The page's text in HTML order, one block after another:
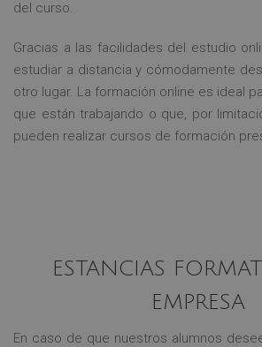
del curso.
Gracias a las facilidades del estudio
estudiar a distancia y cómodamente
otro lugar. La formación online es ideal
que están trabajando o que, por
pueden realizar cursos de formación
ESTANCIAS
EMPRESA
En caso de que nuestros alumnos